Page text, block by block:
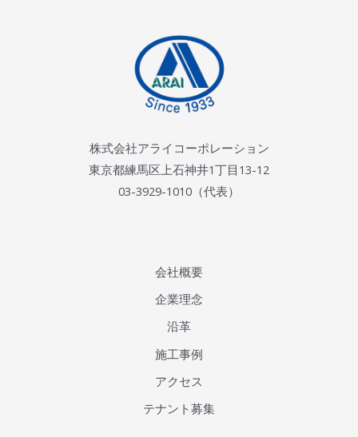
株式会社アライコーポレーション
東京都練馬区上石神井1丁目13-12
03-3929-1010（代表）
会社概要
企業理念
沿革
施工事例
アクセス
テナント募集